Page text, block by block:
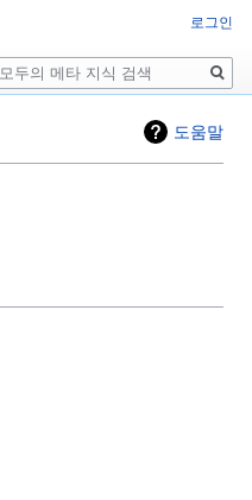
도움말
로그인